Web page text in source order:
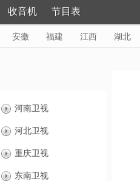
收音机 节目表
安徽 福建 江西 湖北
河南卫视
河北卫视
重庆卫视
东南卫视